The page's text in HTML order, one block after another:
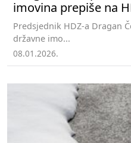
imovina prepiše na
Predsjednik HDZ-a Dragan
državne imo...
08.01.2026.